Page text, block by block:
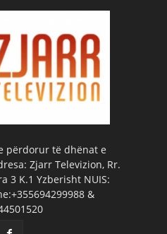
përdorur të dhënat e
Zjarr Televizion, Rr.
3 K.1 Yzberisht NUIS:
&